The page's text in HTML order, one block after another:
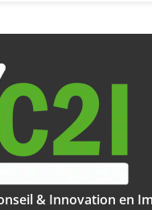
& Innovation en